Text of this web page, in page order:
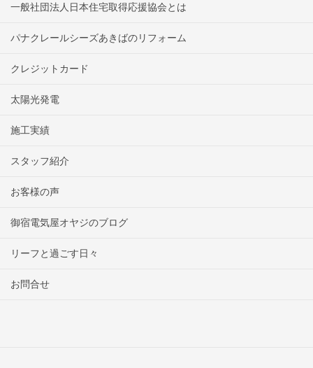
一般社団法人日本住宅取得応援協会とは
パナクレールシーズあきばのリフォーム
クレジットカード
太陽光発電
施工実績
スタッフ紹介
お客様の声
御宿電気屋オヤジのブログ
リーフと過ごす日々
お問合せ